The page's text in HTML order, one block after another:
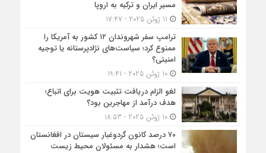
مسیر ایران و ترکیه به اروپا
ترامپ سفر شهروندان ۱۲ کشور به آمریکا را
ممنوع کرد؛ سیاست‌های نژادپرستانه یا توجیه
امنیتی؟
10 ژوئن 2025 - 19:41
لغو الزام دریافت تثبیت هویت برای اتباع؛
هدف درآمد از مهاجرین بود؟
10 ژوئن 2025 - 18:53
۷۰ درصد کانون گردوغبار سیستان در افغانستان
است؛ هشدار به مسئولان محیط زیست